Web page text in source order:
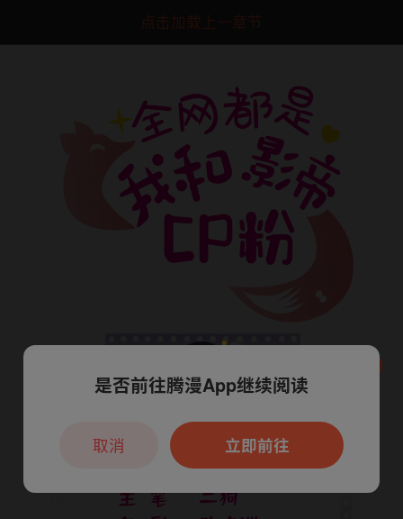
点击加载上一章节
本章节仅支持App阅读，可打开App新用
户7天免费看
是否前往腾漫App继续阅读
立即前往
取消